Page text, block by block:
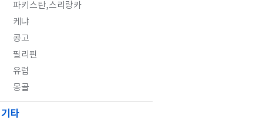
파키스탄,스리랑카
케냐
콩고
필리핀
유럽
몽골
기타